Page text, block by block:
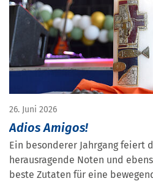
26. Juni 2026
Adios Amigos!
Ein besonderer Jahrgang feiert
herausragende Noten und
beste Zutaten für eine